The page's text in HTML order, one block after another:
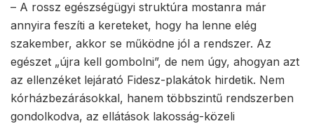
– A rossz egészségügyi struktúra mostanra már
annyira feszíti a kereteket, hogy ha lenne elég
szakember, akkor se működne jól a rendszer. Az
egészet „újra kell gombolni”, de nem úgy, ahogyan azt
az ellenzéket lejárató Fidesz-plakátok hirdetik. Nem
kórházbezárásokkal, hanem többszintű rendszerben
gondolkodva, az ellátások lakosság-közeli